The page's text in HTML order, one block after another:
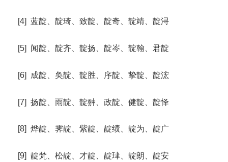
[4] 蓝靛、靛琦、致靛、靛奇、靛靖、靛浔
[5] 闻靛、靛齐、靛扬、靛岑、靛翰、君靛
[6] 成靛、奂靛、靛胜、序靛、挚靛、靛浤
[7] 扬靛、雨靛、靛翀、政靛、健靛、靛怿
[8] 烨靛、霁靛、紫靛、靛绩、靛为、靛广
[9] 靛梵、松靛、才靛、靛珒、靛朗、靛安